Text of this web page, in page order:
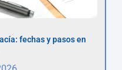
fechas y pasos en